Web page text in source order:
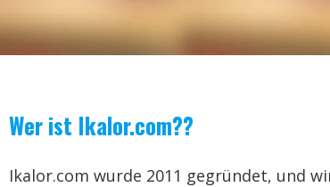
Wer ist Ikalor.com??
Ikalor.com wurde 2011 gegründet, und